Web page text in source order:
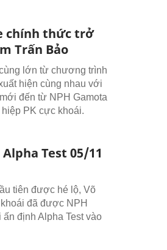
chính thức trở
Trấn Bảo
lớn từ chương trình
hiện cùng nhau với
đến từ NPH Gamota
PK cực khoái.
Test 05/11
tiên được hé lộ, Võ
đã được NPH
định Alpha Test vào